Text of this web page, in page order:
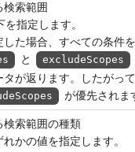
検索範囲
を指定します。
した場合、すべての条件
と excludeScopes
タが返ります。したがっ
が優先されま
検索範囲の種類
れかの値を指定します。